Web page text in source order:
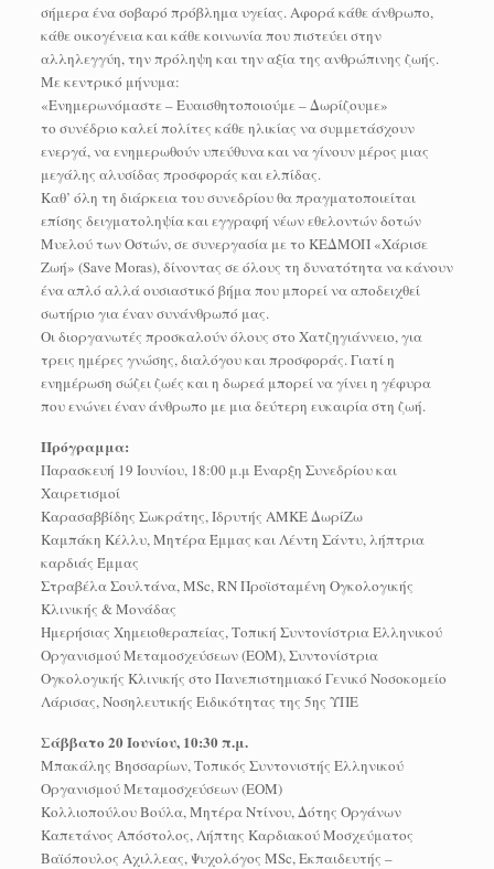
σήμερα ένα σοβαρό πρόβλημα υγείας. Αφορά κάθε άνθρωπο,
κάθε οικογένεια και κάθε κοινωνία που πιστεύει στην
αλληλεγγύη, την πρόληψη και την αξία της ανθρώπινης ζωής.
Με κεντρικό μήνυμα:
«Ενημερωνόμαστε – Ευαισθητοποιούμε – Δωρίζουμε»
το συνέδριο καλεί πολίτες κάθε ηλικίας να συμμετάσχουν
ενεργά, να ενημερωθούν υπεύθυνα και να γίνουν μέρος μιας
μεγάλης αλυσίδας προσφοράς και ελπίδας.
Καθ’ όλη τη διάρκεια του συνεδρίου θα πραγματοποιείται
επίσης δειγματοληψία και εγγραφή νέων εθελοντών δοτών
Μυελού των Οστών, σε συνεργασία με το ΚΕΔΜΟΠ «Χάρισε
Ζωή» (Save Moras), δίνοντας σε όλους τη δυνατότητα να κάνουν
ένα απλό αλλά ουσιαστικό βήμα που μπορεί να αποδειχθεί
σωτήριο για έναν συνάνθρωπό μας.
Οι διοργανωτές προσκαλούν όλους στο Χατζηγιάννειο, για
τρεις ημέρες γνώσης, διαλόγου και προσφοράς. Γιατί η
ενημέρωση σώζει ζωές και η δωρεά μπορεί να γίνει η γέφυρα
που ενώνει έναν άνθρωπο με μια δεύτερη ευκαιρία στη ζωή.
Πρόγραμμα:
Παρασκευή 19 Ιουνίου, 18:00 μ.μ Έναρξη Συνεδρίου και
Χαιρετισμοί
Καρασαββίδης Σωκράτης, Ιδρυτής ΑΜΚΕ ΔωρίΖω
Καμπάκη Κέλλυ, Μητέρα Έμμας και Λέντη Σάντυ, λήπτρια
καρδιάς Έμμας
Στραβέλα Σουλτάνα, MSc, RN Προϊσταμένη Ογκολογικής
Κλινικής & Μονάδας
Ημερήσιας Χημειοθεραπείας, Τοπική Συντονίστρια Ελληνικού
Οργανισμού Μεταμοσχεύσεων (ΕΟΜ), Συντονίστρια
Ογκολογικής Κλινικής στο Πανεπιστημιακό Γενικό Νοσοκομείο
Λάρισας, Νοσηλευτικής Ειδικότητας της 5ης ΥΠΕ
Σάββατο 20 Ιουνίου, 10:30 π.μ.
Μπακάλης Βησσαρίων, Τοπικός Συντονιστής Ελληνικού
Οργανισμού Μεταμοσχεύσεων (ΕΟΜ)
Κολλιοπούλου Βούλα, Μητέρα Ντίνου, Δότης Οργάνων
Καπετάνος Απόστολος, Λήπτης Καρδιακού Μοσχεύματος
Βαϊόπουλος Αχιλλεας, Ψυχολόγος MSc, Εκπαιδευτής –